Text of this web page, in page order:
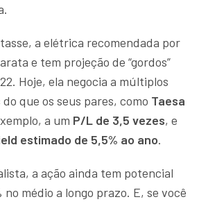
a elétrica recomendada por
e tem projeção de “gordos”
Hoje, ela negocia a múltiplos
que os seus pares, como Taesa
a um P/L de 3,5 vezes, e
estimado de 5,5% ao ano.
a ação ainda tem potencial
médio a longo prazo. E, se você